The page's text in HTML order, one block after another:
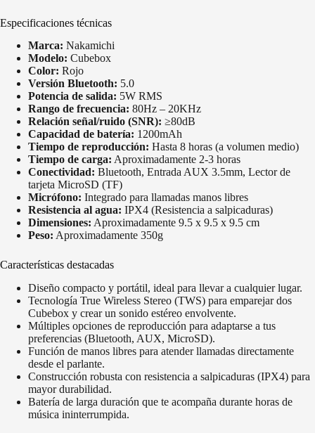
Especificaciones técnicas
Marca: Nakamichi
Modelo: Cubebox
Color: Rojo
Versión Bluetooth: 5.0
Potencia de salida: 5W RMS
Rango de frecuencia: 80Hz – 20KHz
Relación señal/ruido (SNR): ≥80dB
Capacidad de batería: 1200mAh
Tiempo de reproducción: Hasta 8 horas (a volumen medio)
Tiempo de carga: Aproximadamente 2-3 horas
Conectividad: Bluetooth, Entrada AUX 3.5mm, Lector de
tarjeta MicroSD (TF)
Micrófono: Integrado para llamadas manos libres
Resistencia al agua: IPX4 (Resistencia a salpicaduras)
Dimensiones: Aproximadamente 9.5 x 9.5 x 9.5 cm
Peso: Aproximadamente 350g
Características destacadas
Diseño compacto y portátil, ideal para llevar a cualquier lugar.
Tecnología True Wireless Stereo (TWS) para emparejar dos
Cubebox y crear un sonido estéreo envolvente.
Múltiples opciones de reproducción para adaptarse a tus
preferencias (Bluetooth, AUX, MicroSD).
Función de manos libres para atender llamadas directamente
desde el parlante.
Construcción robusta con resistencia a salpicaduras (IPX4) para
mayor durabilidad.
Batería de larga duración que te acompaña durante horas de
música ininterrumpida.